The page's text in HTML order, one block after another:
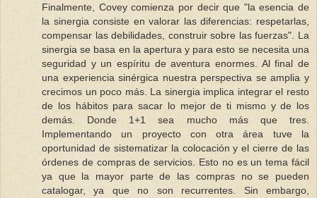
Finalmente, Covey comienza por decir que "la esencia de
la sinergia consiste en valorar las diferencias: respetarlas,
compensar las debilidades, construir sobre las fuerzas". La
sinergia se basa en la apertura y para esto se necesita una
seguridad y un espíritu de aventura enormes. Al final de
una experiencia sinérgica nuestra perspectiva se amplia y
crecimos un poco más. La sinergia implica integrar el resto
de los hábitos para sacar lo mejor de ti mismo y de los
demás. Donde 1+1 sea mucho más que tres.
Implementando un proyecto con otra área tuve la
oportunidad de sistematizar la colocación y el cierre de las
órdenes de compras de servicios. Esto no es un tema fácil
ya que la mayor parte de las compras no se pueden
catalogar, ya que no son recurrentes. Sin embargo,